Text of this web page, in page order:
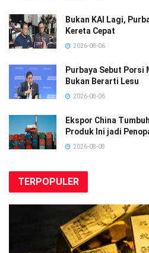
Bukan KAI Lagi,
Kereta Cepat
2026-08-06
Purbaya Sebut
Bukan Berarti Lesu
2026-08-06
Ekspor China
Produk Ini jadi
2026-08-08
TERPOPULER